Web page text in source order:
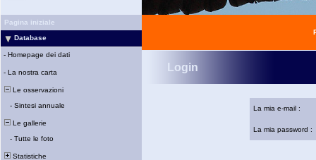
Pagina iniziale
Database
- Homepage dei dati
- La nostra carta
Le osservazioni
- Sintesi annuale
Le gallerie
- Tutte le foto
Statistiche
Login
La mia e-mail :
La mia password :